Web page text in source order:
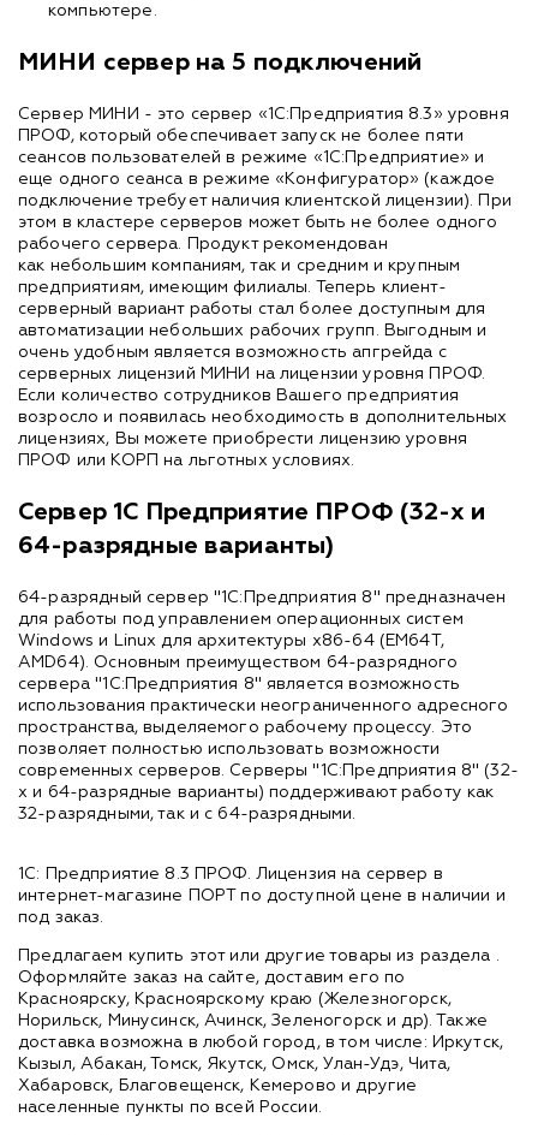
компьютере.
МИНИ сервер на 5 подключений
Сервер МИНИ - это сервер «1С:Предприятия 8.3» уровня
ПРОФ, который обеспечивает запуск не более пяти
сеансов пользователей в режиме «1С:Предприятие» и
еще одного сеанса в режиме «Конфигуратор» (каждое
подключение требует наличия клиентской лицензии). При
этом в кластере серверов может быть не более одного
рабочего сервера. Продукт рекомендован
как небольшим компаниям, так и средним и крупным
предприятиям, имеющим филиалы. Теперь клиент-
серверный вариант работы стал более доступным для
автоматизации небольших рабочих групп. Выгодным и
очень удобным является возможность апгрейда с
серверных лицензий МИНИ на лицензии уровня ПРОФ.
Если количество сотрудников Вашего предприятия
возросло и появилась необходимость в дополнительных
лицензиях, Вы можете приобрести лицензию уровня
ПРОФ или КОРП на льготных условиях.
Сервер 1С Предприятие ПРОФ (32-х и
64-разрядные варианты)
64-разрядный сервер "1С:Предприятия 8" предназначен
для работы под управлением операционных систем
Windows и Linux для архитектуры x86-64 (EM64T,
AMD64). Основным преимуществом 64-разрядного
сервера "1С:Предприятия 8" является возможность
использования практически неограниченного адресного
пространства, выделяемого рабочему процессу. Это
позволяет полностью использовать возможности
современных серверов. Серверы "1С:Предприятия 8" (32-
х и 64-разрядные варианты) поддерживают работу как
32-разрядными, так и с 64-разрядными.
1С: Предприятие 8.3 ПРОФ. Лицензия на сервер в
интернет-магазине ПОРТ по доступной цене в наличии и
под заказ.
Предлагаем купить этот или другие товары из раздела .
Оформляйте заказ на сайте, доставим его по
Красноярску, Красноярскому краю (Железногорск,
Норильск, Минусинск, Ачинск, Зеленогорск и др). Также
доставка возможна в любой город, в том числе: Иркутск,
Кызыл, Абакан, Томск, Якутск, Омск, Улан-Удэ, Чита,
Хабаровск, Благовещенск, Кемерово и другие
населенные пункты по всей России.